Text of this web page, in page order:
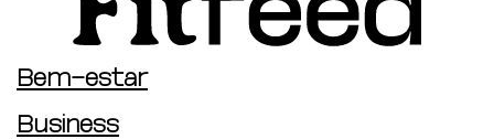
Bem-estar
Business